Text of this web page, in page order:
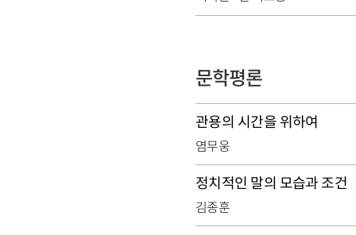
문학평론
관용의 시간을 위하여
염무웅
정치적인 말의 모습과 조건
김종훈